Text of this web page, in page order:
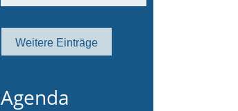
Weitere Einträge
Agenda